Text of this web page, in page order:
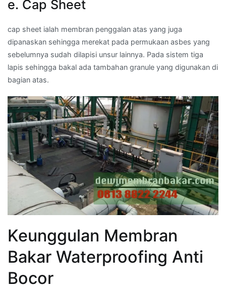
e. Cap Sheet
cap sheet ialah membran penggalan atas yang juga
dipanaskan sehingga merekat pada permukaan asbes yang
sebelumnya sudah dilapisi unsur lainnya. Pada sistem tiga
lapis sehingga bakal ada tambahan granule yang digunakan di
bagian atas.
Keunggulan Membran
Bakar Waterproofing Anti
Bocor